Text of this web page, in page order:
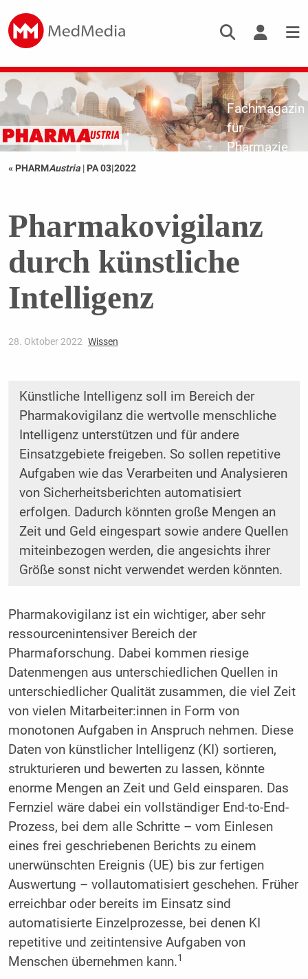
Fachmagazin
für
Pharmazie
« PHARMAustria | PA 03|2022
Pharmakovigilanz
durch künstliche
Intelligenz
28. Oktober 2022 Wissen
Künstliche Intelligenz soll im Bereich der
Pharmakovigilanz die wertvolle menschliche
Intelligenz unterstützen und für andere
Einsatzgebiete freigeben. So sollen repetitive
Aufgaben wie das Verarbeiten und Analysieren
von Sicherheitsberichten automatisiert
erfolgen. Dadurch könnten große Mengen an
Zeit und Geld eingespart sowie andere Quellen
miteinbezogen werden, die angesichts ihrer
Größe sonst nicht verwendet werden könnten.
Pharmakovigilanz ist ein wichtiger, aber sehr
ressourcenintensiver Bereich der
Pharmaforschung. Dabei kommen riesige
Datenmengen aus unterschiedlichen Quellen in
unterschiedlicher Qualität zusammen, die viel Zeit
von vielen Mitarbeiter:innen in Form von
monotonen Aufgaben in Anspruch nehmen. Diese
Daten von künstlicher Intelligenz (KI) sortieren,
strukturieren und bewerten zu lassen, könnte
enorme Mengen an Zeit und Geld einsparen. Das
Fernziel wäre dabei ein vollständiger End-to-End-
Prozess, bei dem alle Schritte – vom Einlesen
eines frei geschriebenen Berichts zu einem
unerwünschten Ereignis (UE) bis zur fertigen
Auswertung – vollautomatisiert geschehen. Früher
erreichbar oder bereits im Einsatz sind
automatisierte Einzelprozesse, bei denen KI
repetitive und zeitintensive Aufgaben von
Menschen übernehmen kann.1